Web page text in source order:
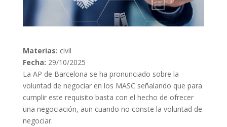
Materias: civil
Fecha: 29/10/2025
La AP de Barcelona se ha pronunciado sobre la
voluntad de negociar en los MASC señalando que para
cumplir este requisito basta con el hecho de ofrecer
una negociación, aun cuando no conste la voluntad de
negociar.